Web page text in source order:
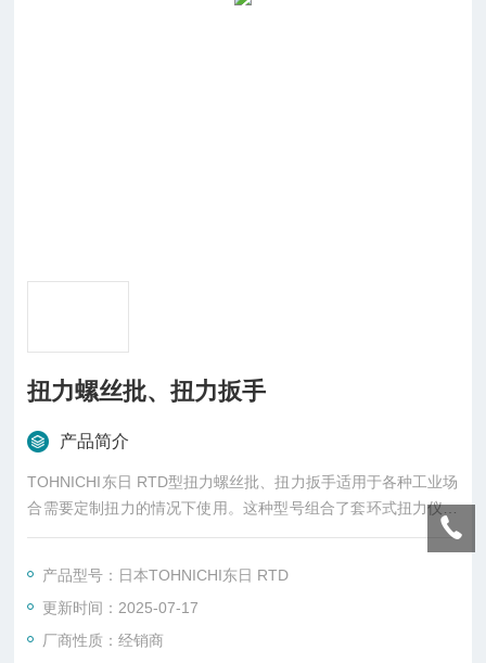
扭力螺丝批、扭力扳手
产品简介
TOHNICHI东日 RTD型扭力螺丝批、扭力扳手适用于各种工业场
合需要定制扭力的情况下使用。这种型号组合了套环式扭力仪的
精密性和旋转轮式扭力仪的优点测微器式调节结构,不会超出扭
产品型号：日本TOHNICHI东日 RTD
更新时间：2025-07-17
厂商性质：经销商